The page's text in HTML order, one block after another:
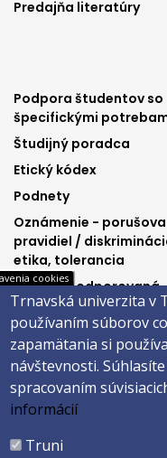
Predajňa literatúry
Footer
menu
3
Podpora študentov so
špecifickými
Študijný poradca
Etický kódex
Podnety
Oznámenie -
pravidiel /
etika, tolerancia
Výučba podporovaná
Ministerstvom
spravodlivosti SR
Päta
Vyhlásenie o prístupnosti
cookies
Trnavská univerzita v
používaním súborov
zapamätania si
návštevnosti.
spracovaním
informácií
Truni